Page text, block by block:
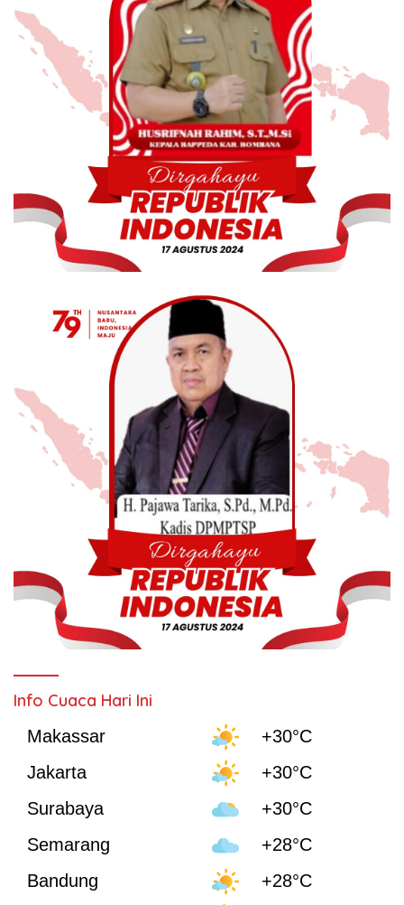
Info Cuaca Hari Ini
Makassar
+30°C
Jakarta
+30°C
Surabaya
+30°C
Semarang
+28°C
Bandung
+28°C